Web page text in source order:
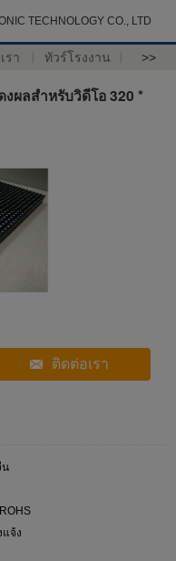
TECHNOLOGY CO., LTD
รา ทัวร์โรงงาน >>
ผลสำหรับวิดีโอ 320 *
ติดต่อเรา
น
แจ้ง